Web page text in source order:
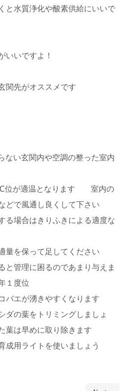
と水質浄化や酸素供給にいいで
いいですよ！
関先がオススメです
い玄関内や空調の整った室内
適温となります 室内の
どで風通し良くして下さい
場合はきりふきによる適度な
って足してください
理に困るのであまり与えま
１度位
湧きやすくなります
の葉をトリミングしましょ
葉は早めに取り除きます
ライトを使いましょう